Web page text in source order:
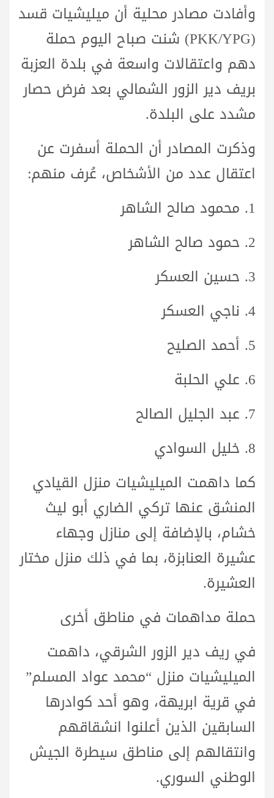
وأفادت مصادر محلية أن ميليشيات قسد
(PKK/YPG) شنت صباح اليوم حملة
دهم واعتقالات واسعة في بلدة العزبة
بريف دير الزور الشمالي بعد فرض حصار
مشدد على البلدة.
وذكرت المصادر أن الحملة أسفرت عن
اعتقال عدد من الأشخاص، عُرف منهم:
1. محمود صالح الشاهر
2. حمود صالح الشاهر
3. حسين العسكر
4. ناجي العسكر
5. أحمد الصليح
6. علي الحلبة
7. عبد الجليل الصالح
8. خليل السوادي
كما داهمت الميليشيات منزل القيادي
المنشق عنها تركي الضاري أبو ليث
خشام، بالإضافة إلى منازل وجهاء
عشيرة العنابزة، بما في ذلك منزل مختار
العشيرة.
حملة مداهمات في مناطق أخرى
في ريف دير الزور الشرقي، داهمت
الميليشيات منزل “محمد عواد المسلم”
في قرية ابريهة، وهو أحد كوادرها
السابقين الذين أعلنوا انشقاقهم
وانتقالهم إلى مناطق سيطرة الجيش
الوطني السوري.